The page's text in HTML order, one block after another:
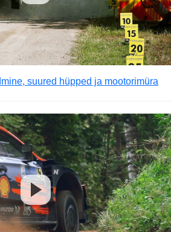
suured hüpped ja mootorimüra